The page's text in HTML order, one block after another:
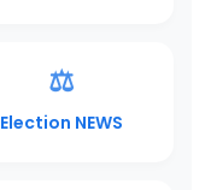
⚖️
Election NEWS